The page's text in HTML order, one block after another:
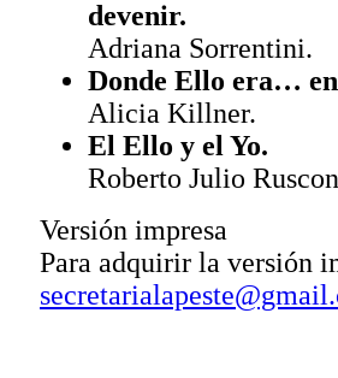
devenir.
Adriana Sorrentini.
Donde Ello era…
Alicia Killner.
El Ello y el Yo.
Roberto Julio
Versión impresa
Para adquirir la versión